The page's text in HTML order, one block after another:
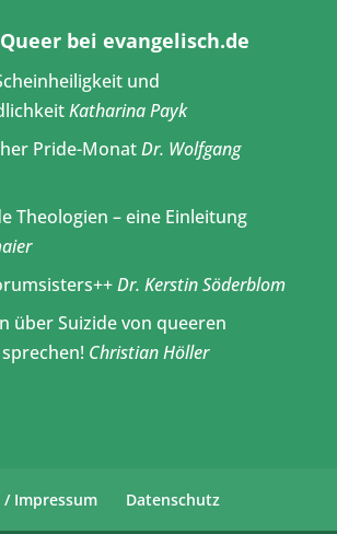
bei evangelisch.de
und
Katharina Payk
Pride-MonatDr. Wolfgang
Theologien – eine Einleitung
Dr. Kerstin Söderblom
über Suizide von queeren
Christian Höller
Impressum Datenschutz